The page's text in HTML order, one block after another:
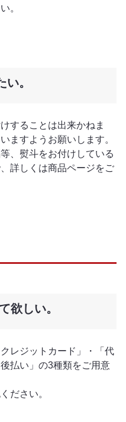
。
。
することは出来かねま
ますようお願いします。
、熨斗をお付けしている
詳しくは商品ページをご
欲しい。
レジットカード」・「代
払い」の3種類をご用意
ださい。